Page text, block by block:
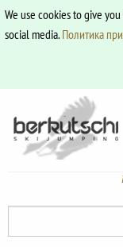
We use cookies to give
social media.Политика